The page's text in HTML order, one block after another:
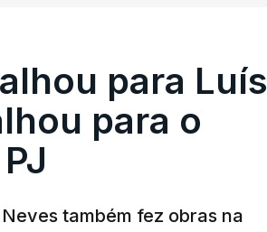
para Luís
para o
também fez obras na